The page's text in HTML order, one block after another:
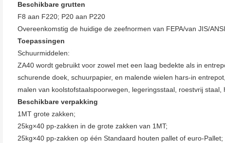
Beschikbare grutten
F8 aan F220; P20 aan P220
Overeenkomstig de huidige de zeefnormen van FEPA/van JIS/
Toepassingen
Schuurmiddelen:
ZA40 wordt gebruikt voor zowel met een laag bedekte als in
schurende doek, schuurpapier, en malende wielen hars-in
malen van koolstofstaalspoorwegen, legeringsstaal, roestvrij
Beschikbare verpakking
1MT grote zakken;
25kg×40 pp-zakken in de grote zakken van 1MT;
25kg×40 pp-zakken op één Standaard houten pallet of euro-Pallet;